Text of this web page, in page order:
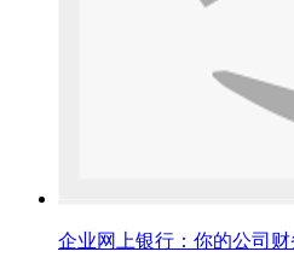
企业网上银行：你的公司